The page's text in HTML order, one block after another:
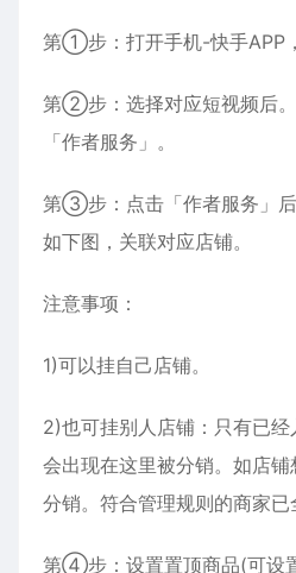
第①步：打开手机-快手APP
第②步：选择对应短视频后
「作者服务」。
第③步：点击「作者服务」
如下图，关联对应店铺。
注意事项：
1)可以挂自己店铺。
2)也可挂别人店铺：只有已
会出现在这里被分销。如店
分销。符合管理规则的商家已
第④步：设置置顶商品(可设